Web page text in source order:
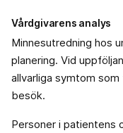
Vårdgivarens analys
Minnesutredning hos
planering. Vid
allvarliga symtom
besök.
Personer i patientens